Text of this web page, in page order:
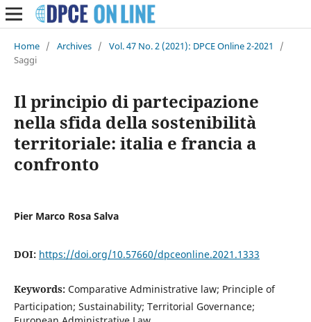
Home / Archives / Vol. 47 No. 2 (2021): DPCE Online 2-2021
/
Saggi
Il principio di partecipazione
nella sfida della sostenibilità
territoriale: italia e francia a
confronto
Pier Marco Rosa Salva
DOI: https://doi.org/10.57660/dpceonline.2021.1333
Keywords: Comparative Administrative law; Principle of
Participation; Sustainability; Territorial Governance;